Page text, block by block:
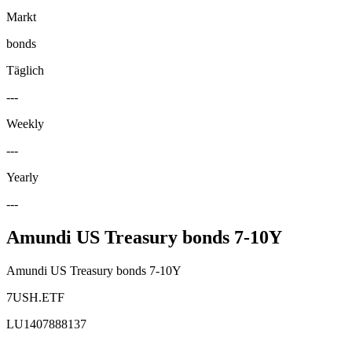
Markt
bonds
Täglich
---
Weekly
---
Yearly
---
Amundi US Treasury bonds 7-10Y
Amundi US Treasury bonds 7-10Y
7USH.ETF
LU1407888137